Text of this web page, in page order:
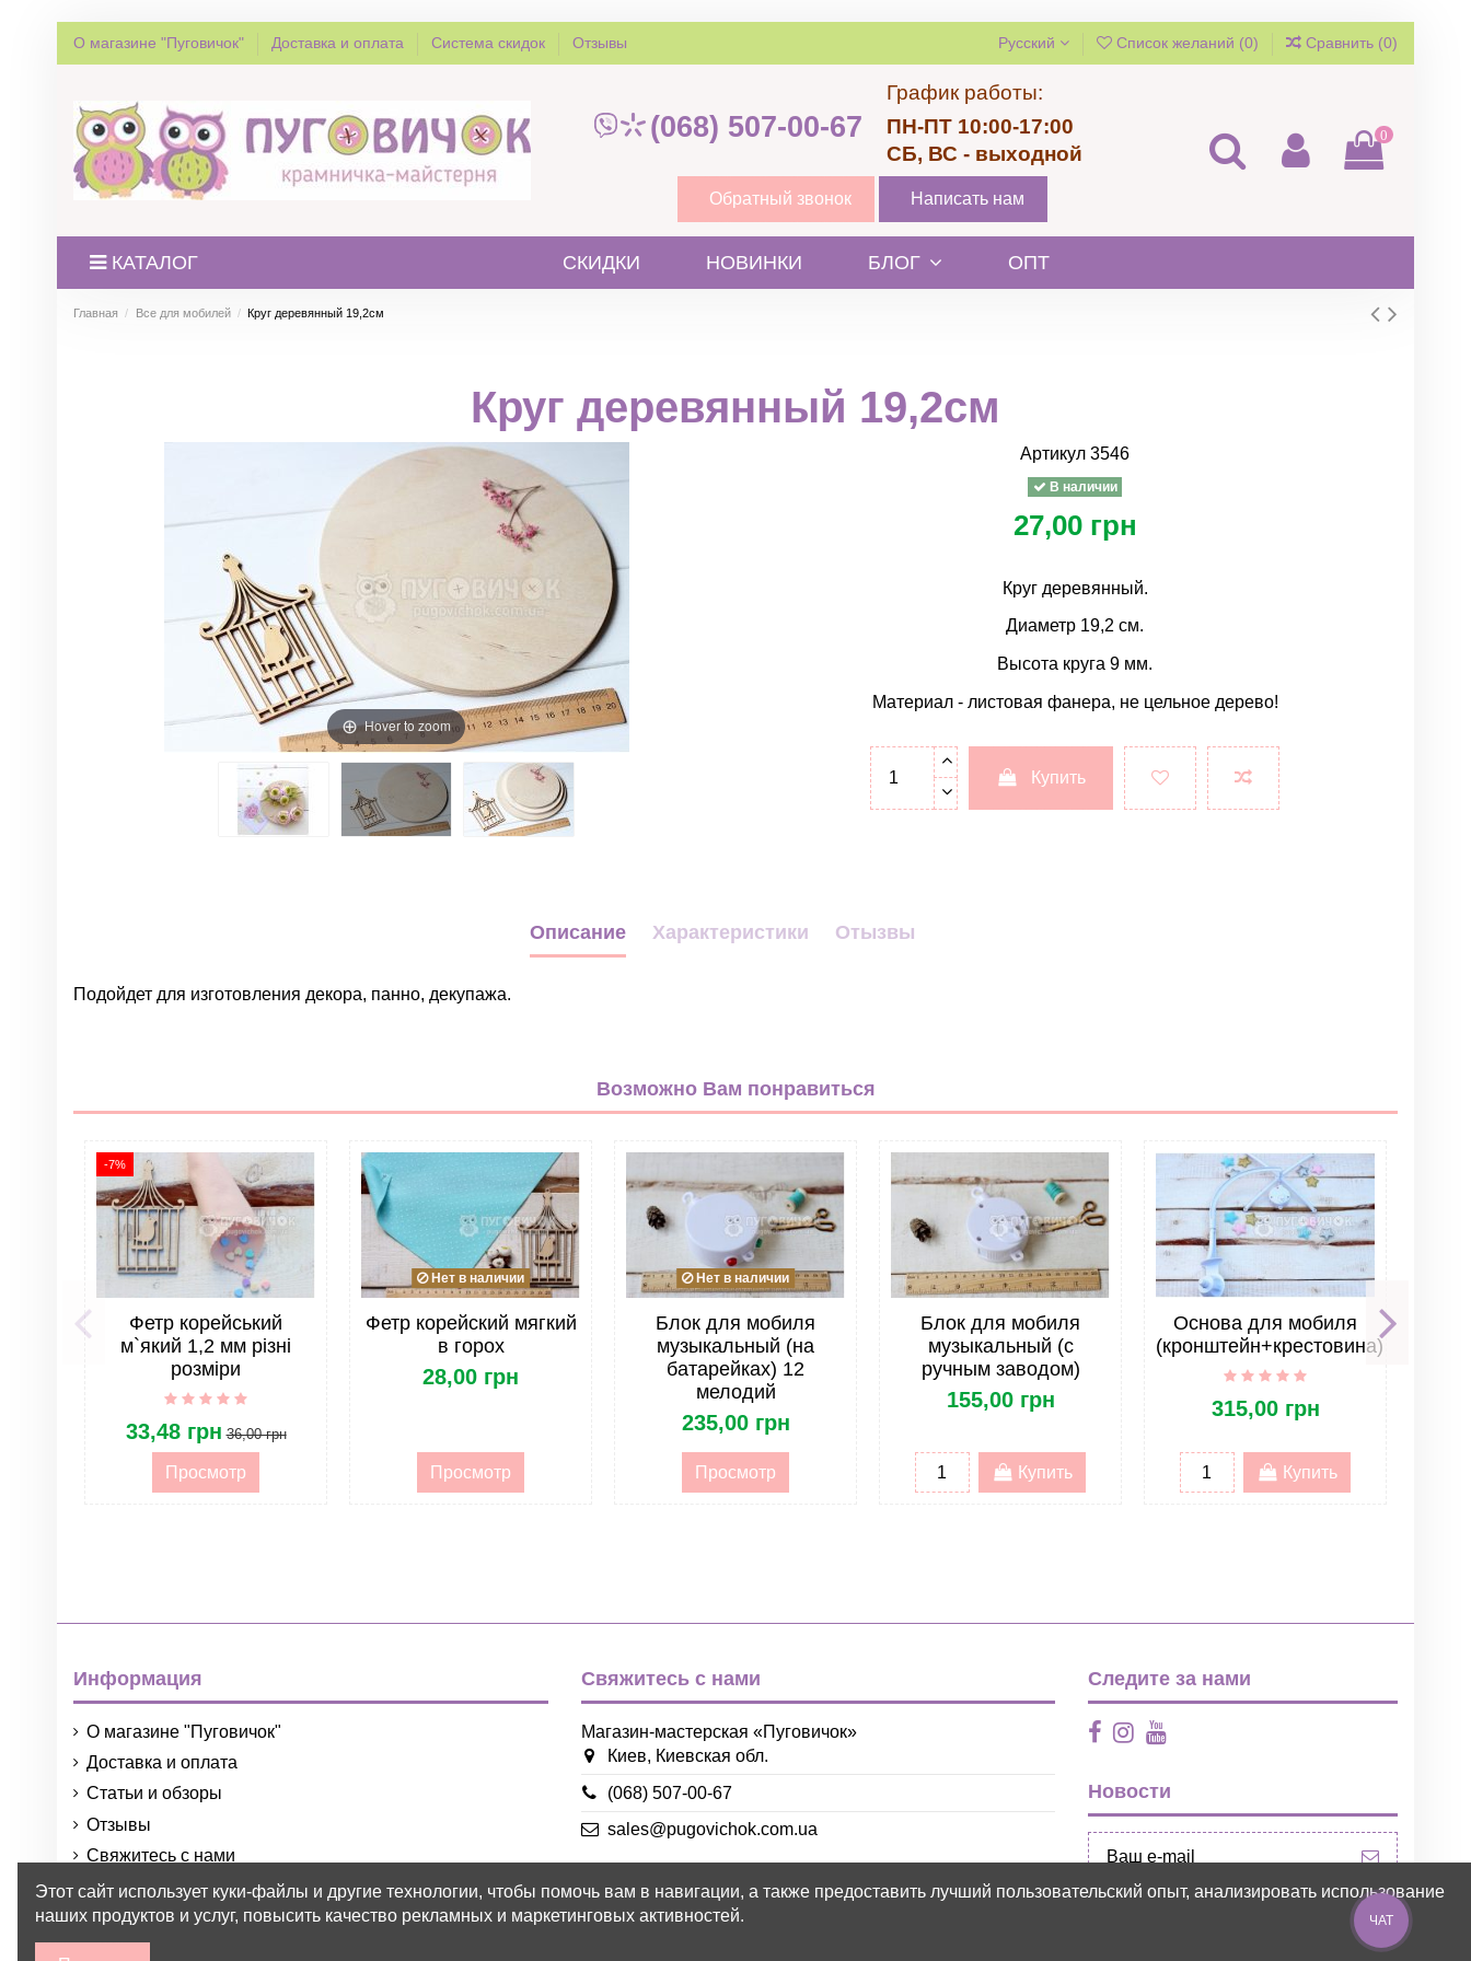
О магазине "Пуговичок" Доставка и оплата Система скидок Отзывы Русский Список желаний (0) Сравнить (0)
(068) 507-00-67
График работы:
ПН-ПТ 10:00-17:00
СБ, ВС - выходной
Обратный звонок Написать нам
0
КАТАЛОГ СКИДКИ НОВИНКИ БЛОГ ОПТ
Главная Все для мобилей Круг деревянный 19,2см
Круг деревянный 19,2см
Hover to zoom
Артикул 3546
В наличии
27,00 грн
Круг деревянный.
Диаметр 19,2 см.
Высота круга 9 мм.
Материал - листовая фанера, не цельное дерево!
Купить
Описание Характеристики Отызвы
Подойдет для изготовления декора, панно, декупажа.
неокрашенный
Возможно Вам понравиться
-7%
Фетр корейський
м`який 1,2 мм різні
розміри
33,48 грн 36,00 грн
Просмотр
Нет в наличии
Фетр корейский мягкий
в горох
28,00 грн
Просмотр
Нет в наличии
Блок для мобиля
музыкальный (на
батарейках) 12
мелодий
235,00 грн
Просмотр
Блок для мобиля
музыкальный (с
ручным заводом)
155,00 грн
Купить
Основа для мобиля
(кронштейн+крестовина)
315,00 грн
Купить
Информация
О магазине "Пуговичок"
Доставка и оплата
Статьи и обзоры
Отзывы
Свяжитесь с нами
Порядок и условия использования
Свяжитесь с нами
Магазин-мастерская «Пуговичок»
Киев, Киевская обл.
(068) 507-00-67
sales@pugovichok.com.ua
Следите за нами
Новости
Этот сайт использует куки-файлы и другие технологии, чтобы помочь вам в навигации, а также предоставить лучший пользовательский опыт, анализировать использование
наших продуктов и услуг, повысить качество рекламных и маркетинговых активностей.
ЧАТ